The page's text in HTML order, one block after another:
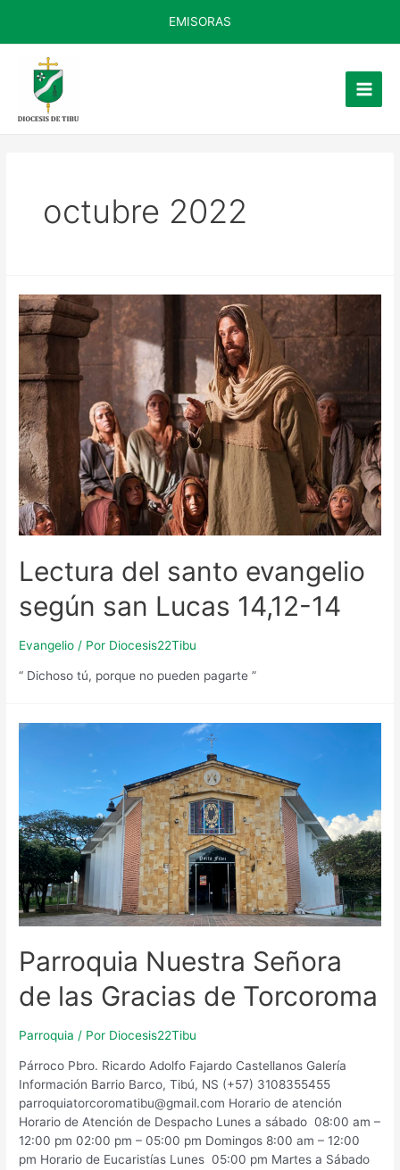
contenido
EMISORAS
Main
octubre 2022
Lectura del santo evangelio
según san Lucas 14,12-14
Evangelio / Por Diocesis22Tibu
“ Dichoso tú, porque no pueden pagarte ”
Parroquia Nuestra Señora
de las Gracias de Torcoroma
Parroquia / Por Diocesis22Tibu
Párroco Pbro. Ricardo Adolfo Fajardo Castellanos Galería
Información Barrio Barco, Tibú, NS (+57) 3108355455
parroquiatorcoromatibu@gmail.com Horario de atención
Horario de Atención de Despacho Lunes a sábado 08:00 am –
12:00 pm 02:00 pm – 05:00 pm Domingos 8:00 am – 12:00
pm Horario de Eucaristías Lunes 05:00 pm Martes a Sábado